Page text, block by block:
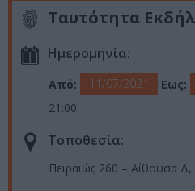
Ταυτότητα
Ημερομηνία:
Από: 11/07/2021 Εως:
21:00
Τοποθεσία:
Πειραιώς 260 – Αίθουσα